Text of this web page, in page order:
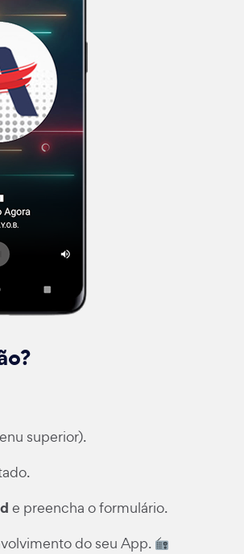
superior).
e preencha o formulário.
do seu App.